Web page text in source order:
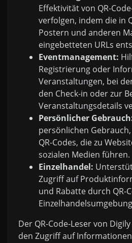
Effektivität von QR-
verfolgen, indem die in
Postern und anderen
eingebetteten URLs
Eventmanagement:
Registrierung oder
Veranstaltungen, bei
den Check-in oder zur
Veranstaltungsdetails
Persönlicher
persönlichen
QR-Codes, die zu
sozialen Medien führen.
Einzelhandel:
Zugriff auf
und Rabatte durch QR-
Der QR-Code-Leser von
den Zugriff auf